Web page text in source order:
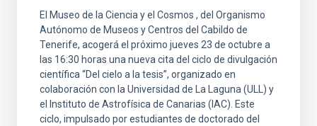
El Museo de la Ciencia y el Cosmos , del Organismo
Autónomo de Museos y Centros del Cabildo de
Tenerife, acogerá el próximo jueves 23 de octubre a
las 16:30 horas una nueva cita del ciclo de divulgación
científica “Del cielo a la tesis”, organizado en
colaboración con la Universidad de La Laguna (ULL) y
el Instituto de Astrofísica de Canarias (IAC). Este
ciclo, impulsado por estudiantes de doctorado del